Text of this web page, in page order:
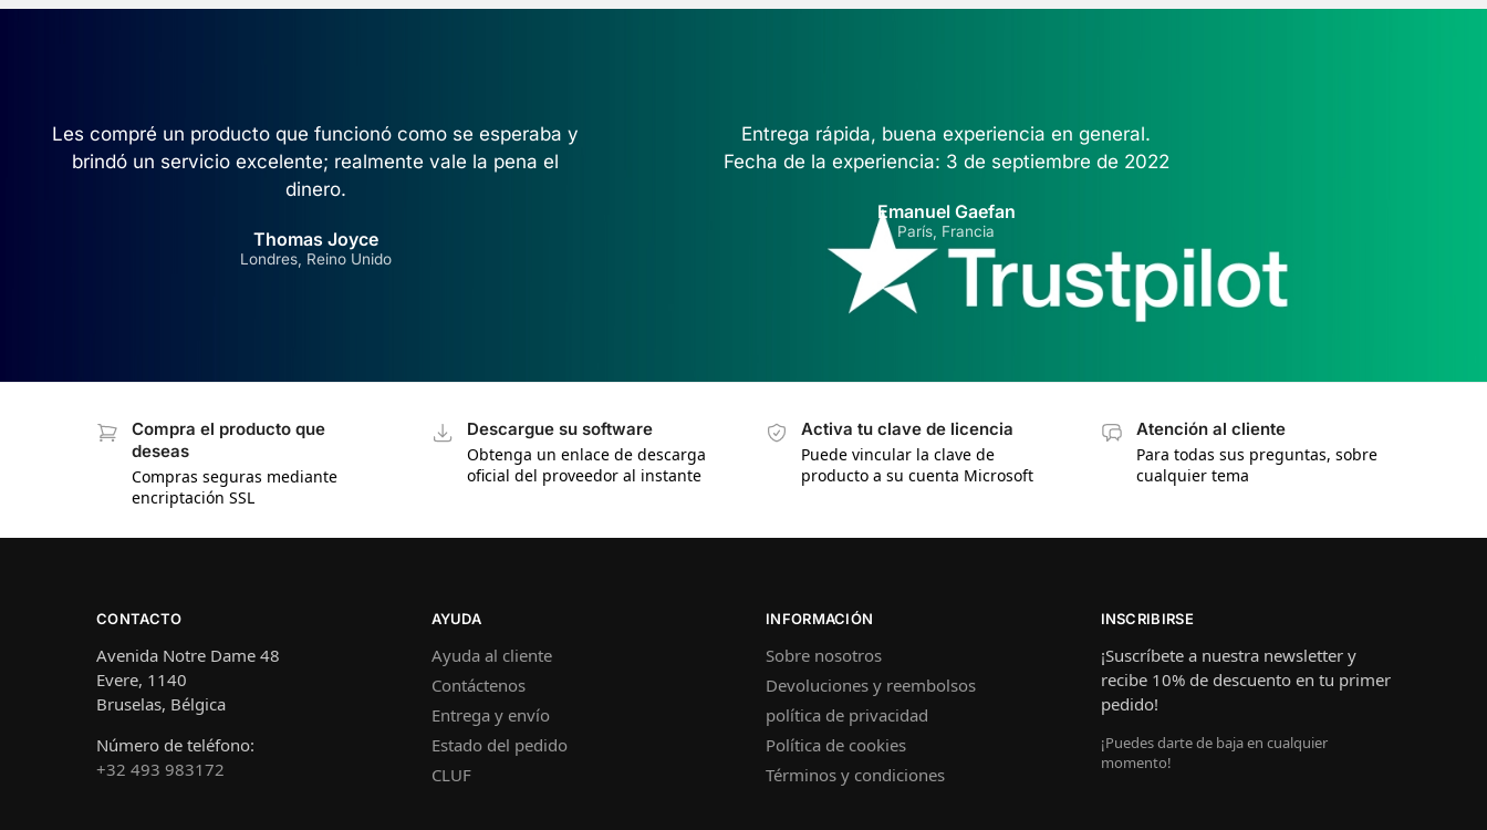
Les compré un producto que funcionó como se esperaba y
brindó un servicio excelente; realmente vale la pena el
dinero.
Thomas Joyce
Londres, Reino Unido
Entrega rápida, buena experiencia en general.
Fecha de la experiencia: 3 de septiembre de 2022
Emanuel Gaefan
París, Francia
Compra el producto que
deseas
Compras seguras mediante
encriptación SSL
Descargue su software
Obtenga un enlace de descarga
oficial del proveedor al instante
Activa tu clave de licencia
Puede vincular la clave de
producto a su cuenta Microsoft
Atención al cliente
Para todas sus preguntas, sobre
cualquier tema
CONTACTO
Avenida Notre Dame 48
Evere, 1140
Bruselas, Bélgica
Número de teléfono:
+32 493 983172
AYUDA
Ayuda al cliente
Contáctenos
Entrega y envío
Estado del pedido
CLUF
INFORMACIÓN
Sobre nosotros
Devoluciones y reembolsos
política de privacidad
Política de cookies
Términos y condiciones
INSCRIBIRSE
¡Suscríbete a nuestra newsletter y
recibe 10% de descuento en tu primer
pedido!
¡Puedes darte de baja en cualquier
momento!